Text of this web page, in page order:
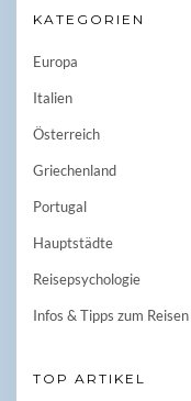
KATEGORIEN
Europa
Italien
Österreich
Griechenland
Portugal
Hauptstädte
Reisepsychologie
Infos & Tipps zum Reisen
TOP ARTIKEL